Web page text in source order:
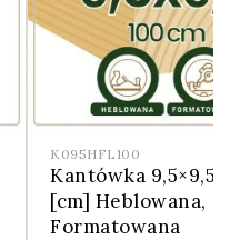
K095HFL100
Kantówka
[cm] Heblowana,
Formatowana